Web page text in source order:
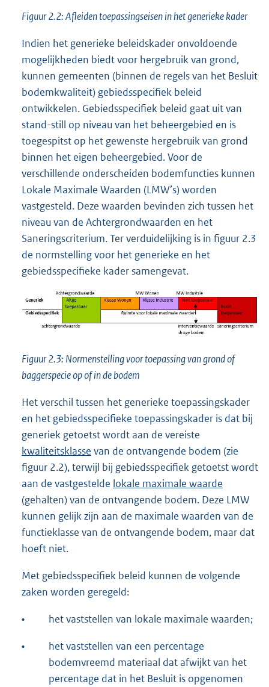
Figuur 2.2: Afleiden toepassingseisen in het generieke kader
Indien het generieke beleidskader onvoldoende
mogelijkheden biedt voor hergebruik van grond,
kunnen gemeenten (binnen de regels van het Besluit
bodemkwaliteit) gebiedsspecifiek beleid
ontwikkelen. Gebiedsspecifiek beleid gaat uit van
stand-still op niveau van het beheergebied en is
toegespitst op het gewenste hergebruik van grond
binnen het eigen beheergebied. Voor de
verschillende onderscheiden bodemfuncties kunnen
Lokale Maximale Waarden (LMW’s) worden
vastgesteld. Deze waarden bevinden zich tussen het
niveau van de Achtergrondwaarden en het
Saneringscriterium. Ter verduidelijking is in figuur 2.3
de normstelling voor het generieke en het
gebiedsspecifieke kader samengevat.
Figuur 2.3: Normenstelling voor toepassing van grond of
baggerspecie op of in de bodem
Het verschil tussen het generieke toepassingskader
en het gebiedsspecifieke toepassingskader is dat bij
generiek getoetst wordt aan de vereiste
kwaliteitsklasse van de ontvangende bodem (zie
figuur 2.2), terwijl bij gebiedsspecifiek getoetst wordt
aan de vastgestelde lokale maximale waarde
(gehalten) van de ontvangende bodem. Deze LMW
kunnen gelijk zijn aan de maximale waarden van de
functieklasse van de ontvangende bodem, maar dat
hoeft niet.
Met gebiedsspecifiek beleid kunnen de volgende
zaken worden geregeld:
• het vaststellen van lokale maximale waarden;
•
het vaststellen van een percentage
bodemvreemd materiaal dat afwijkt van het
percentage dat in het Besluit is opgenomen